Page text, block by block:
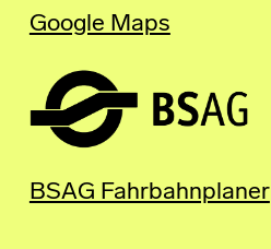
Google Maps
BSAG Fahrbahnplaner